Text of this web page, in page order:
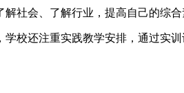
社会、了解行业，提高自己的综合
校还注重实践教学安排，通过实